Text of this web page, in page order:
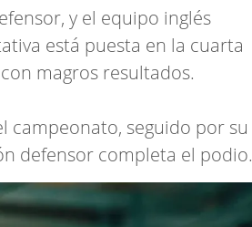
y el equipo inglés
está puesta en la cuarta
magros resultados.
campeonato, seguido por su
defensor completa el podio.